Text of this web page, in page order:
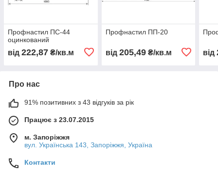
Профнастил ПС-44
оцинкований
від 222,87 ₴/кв.м
Профнастил ПП-20
від 205,49₴/кв.м від
Про нас
91% позитивних з 43 відгуків за рік
Працює з 23.07.2015
м. Запоріжжя
вул. Українська 143, Запоріжжя, Україна
Контакти